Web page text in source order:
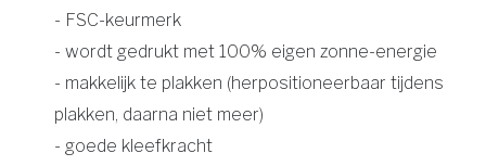
- FSC-keurmerk
- wordt gedrukt met 100% eigen zonne-energie
- makkelijk te plakken (herpositioneerbaar tijdens
plakken, daarna niet meer)
- goede kleefkracht